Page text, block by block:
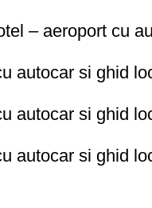
– aeroport cu
autocar si ghid
autocar si ghid
autocar si ghid